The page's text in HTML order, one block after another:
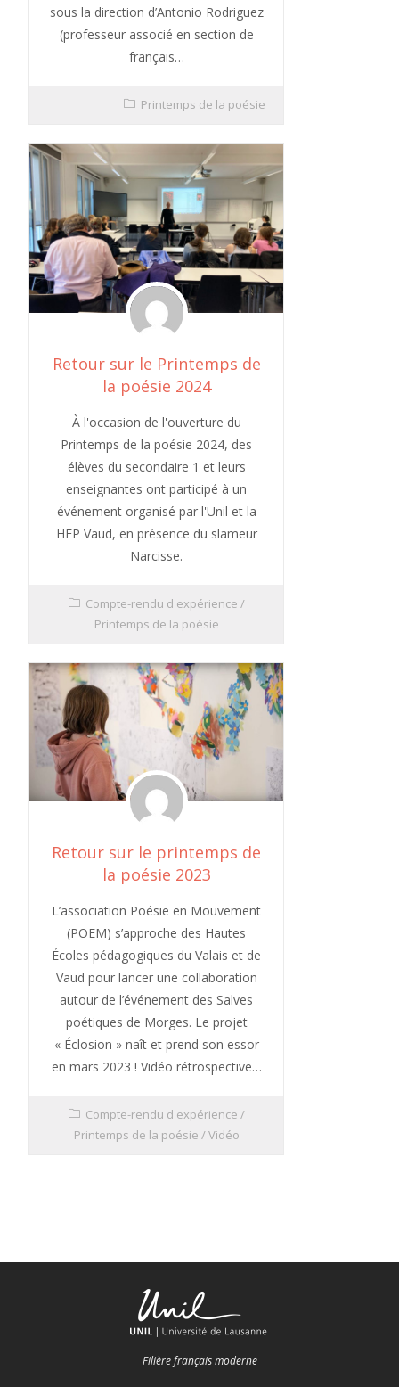
sous la direction d’Antonio Rodriguez
(professeur associé en section de
français…
Printemps de la poésie
Retour sur le Printemps de
la poésie 2024
À l'occasion de l'ouverture du
Printemps de la poésie 2024, des
élèves du secondaire 1 et leurs
enseignantes ont participé à un
événement organisé par l'Unil et la
HEP Vaud, en présence du slameur
Narcisse.
Compte-rendu d'expérience /
Printemps de la poésie
Retour sur le printemps de
la poésie 2023
L’association Poésie en Mouvement
(POEM) s’approche des Hautes
Écoles pédagogiques du Valais et de
Vaud pour lancer une collaboration
autour de l’événement des Salves
poétiques de Morges. Le projet
« Éclosion » naît et prend son essor
en mars 2023 ! Vidéo rétrospective…
Compte-rendu d'expérience /
Printemps de la poésie /Vidéo
Filière français moderne